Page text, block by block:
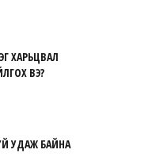
ХАРЬЦВАЛ
ВЭ?
УДАЖ БАЙНА